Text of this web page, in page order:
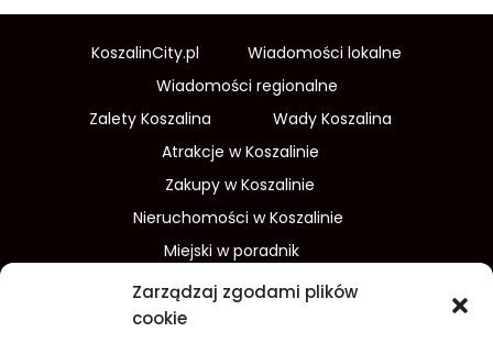
Zarządzaj zgodami plików
cookie
KoszalinCity.pl
Wiadomości lokalne
Wiadomości regionalne
Zalety Koszalina
Wady Koszalina
Atrakcje w Koszalinie
Zakupy w Koszalinie
Nieruchomości w Koszalinie
Miejski w poradnik
Wydarzenia w Koszalinie
Sport w Koszalinie